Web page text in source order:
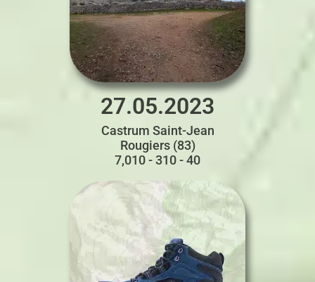
27.05.2023
Castrum Saint-Jean
Rougiers (83)
7,010 - 310 - 40